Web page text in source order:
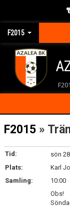
F2015
HEM
KALENDER
KONTAKT
F2015 »
Tid:
sön
Plats:
Karl
Samling:
10:00
Obs!